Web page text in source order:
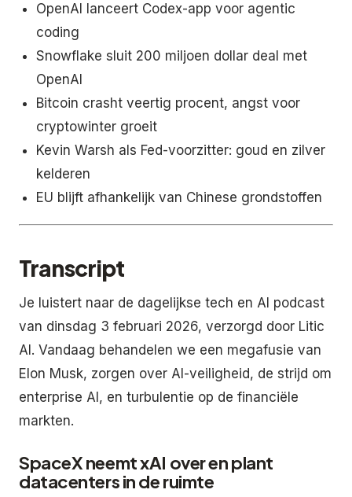
OpenAI lanceert Codex-app voor agentic
coding
Snowflake sluit 200 miljoen dollar deal met
OpenAI
Bitcoin crasht veertig procent, angst voor
cryptowinter groeit
Kevin Warsh als Fed-voorzitter: goud en zilver
kelderen
EU blijft afhankelijk van Chinese grondstoffen
Transcript
Je luistert naar de dagelijkse tech en AI podcast
van dinsdag 3 februari 2026, verzorgd door Litic
AI. Vandaag behandelen we een megafusie van
Elon Musk, zorgen over AI-veiligheid, de strijd om
enterprise AI, en turbulentie op de financiële
markten.
SpaceX neemt xAI over en plant
datacenters in de ruimte